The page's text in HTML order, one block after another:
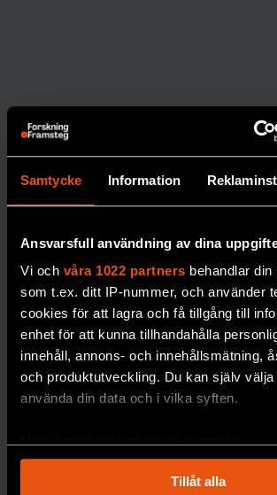
Samtycke Information
Ansvarsfull användning av dina
Vi och våra 1022 partners behandlar din
som t.ex. ditt IP-nummer, och använder
cookies för att lagra och få tillgång till
enhet för att kunna tillhandahålla
innehåll, annons- och innehållsmätning,
och produktutveckling. Du kan själv
använda din data och i vilka syften.
som kan ha en noggrannhet på upp
Tillåt alla
Robert:
”Jag är
tacksam
över att
sexlivet
s”